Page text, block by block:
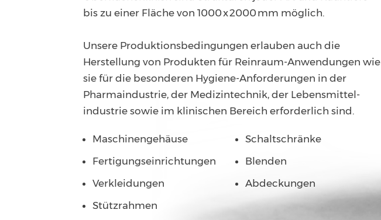
bis zu einer Fläche von 1000 x 2000 mm möglich.
Unsere Produktions­bedingungen erlauben auch die
Herstellung von Produkten für Reinraum-Anwendungen wie
sie für die besonderen Hygiene-Anforderungen in der
Pharmaindustrie, der Medizintechnik, der Lebensmittel­
industrie sowie im klinischen Bereich erforderlich sind.
Maschinengehäuse
Schaltschränke
Fertigungs­einrichtungen
Blenden
Verkleidungen
Abdeckungen
Stützrahmen